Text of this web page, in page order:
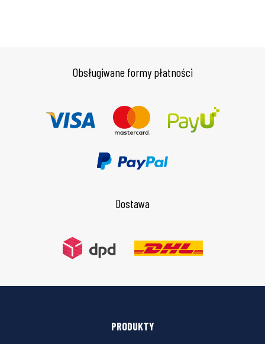
Obsługiwane formy płatności
Dostawa
PRODUKTY